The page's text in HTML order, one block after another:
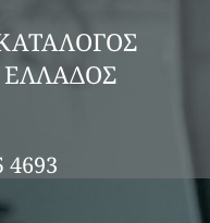
ΕΛΛΑΔΟΣ
4693